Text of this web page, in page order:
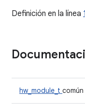
Definición en la línea
hw_module_t común